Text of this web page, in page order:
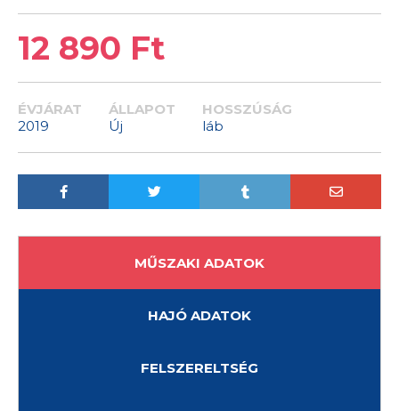
12 890 Ft
ÉVJÁRAT
2019
ÁLLAPOT
Új
HOSSZÚSÁG
láb
MŰSZAKI ADATOK
HAJÓ ADATOK
FELSZERELTSÉG